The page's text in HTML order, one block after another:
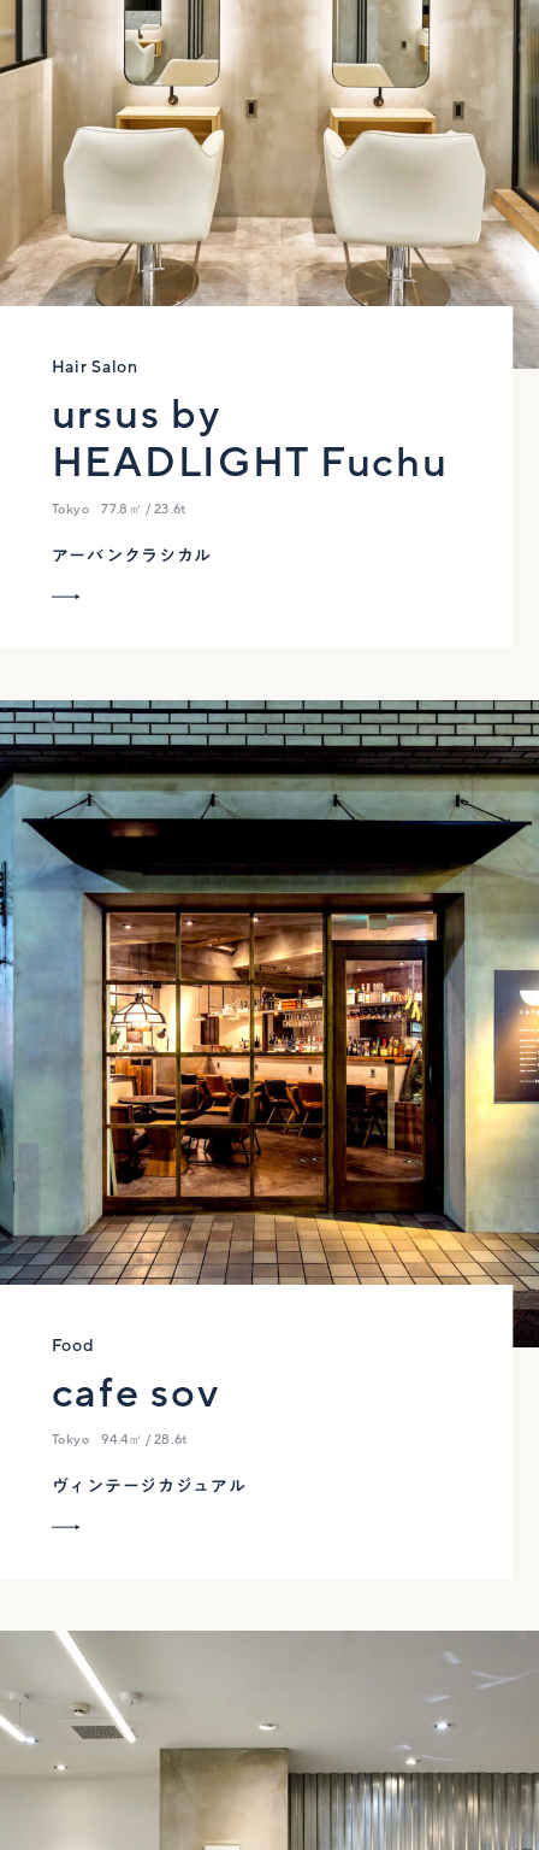
Hair Salon
ursus by
HEADLIGHT Fuchu
Tokyo 77.8㎡ / 23.6t
アーバンクラシカル
Food
cafe sov
Tokyo 94.4㎡ / 28.6t
ヴィンテージカジュアル